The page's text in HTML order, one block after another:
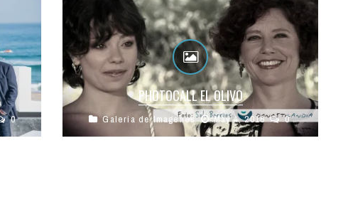
0
PHOTOCALL EL OLIVO
¿En que lugar de Europa esta el Olivo familiar
plantad? Alma por amor a su abuelo, involucra a
Galeria de Imagenes May 4, 2016 0